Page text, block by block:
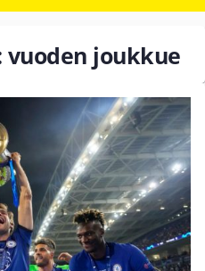
joukkue